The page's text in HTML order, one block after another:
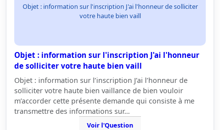
Objet : information sur l'inscription J'ai l'honneur de solliciter
votre haute bien vaill
Objet : information sur l'inscription J'ai l'honneur
de solliciter votre haute bien vaill
Objet : information sur l’inscription J’ai l’honneur de
solliciter votre haute bien vaillance de bien vouloir
m’accorder cette présente demande qui consiste à me
transmettre des informations sur…
Voir l'Question